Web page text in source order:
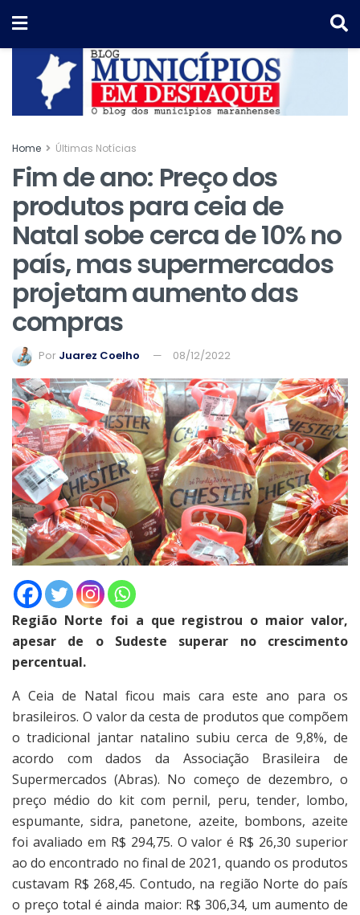
Home Últimas Notícias
Fim de ano: Preço dos
produtos para ceia de
Natal sobe cerca de 10% no
país, mas supermercados
projetam aumento das
compras
Por Juarez Coelho 08/12/2022
Região Norte foi a que registrou o maior valor,
apesar de o Sudeste superar no crescimento
percentual.
A Ceia de Natal ficou mais cara este ano para os
brasileiros. O valor da cesta de produtos que compõem
o tradicional jantar natalino subiu cerca de 9,8%, de
acordo com dados da Associação Brasileira de
Supermercados (Abras). No começo de dezembro, o
preço médio do kit com pernil, peru, tender, lombo,
espumante, sidra, panetone, azeite, bombons, azeite
foi avaliado em R$ 294,75. O valor é R$ 26,30 superior
ao do encontrado no final de 2021, quando os produtos
custavam R$ 268,45. Contudo, na região Norte do país
o preço total é ainda maior: R$ 306,34, um aumento de